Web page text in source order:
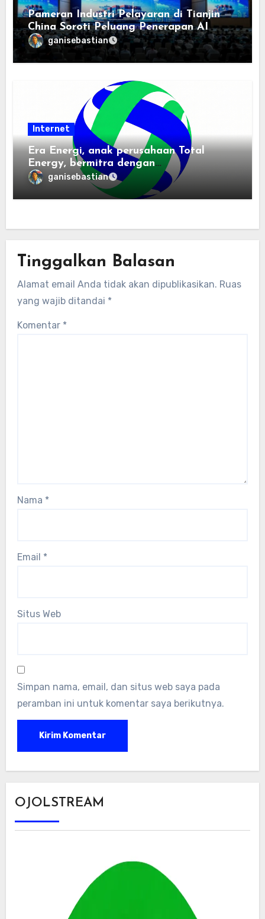
Pameran Industri Pelayaran di Tianjin
China Soroti Peluang Penerapan AI
ganisebastian
Internet
Era Energi, anak perusahaan Total
Energy, bermitra dengan
Zhuochuangtong untuk mempercepat
transisi energi Indonesia — raksasa
energi global bergabung dengan tim
ganisebastian
Tinggalkan Balasan
Alamat email Anda tidak akan dipublikasikan. Ruas
yang wajib ditandai *
Komentar *
Nama *
Email *
Situs Web
Simpan nama, email, dan situs web saya pada
peramban ini untuk komentar saya berikutnya.
OJOLSTREAM